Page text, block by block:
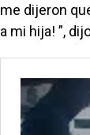
me dijeron
a mi hija! ”,